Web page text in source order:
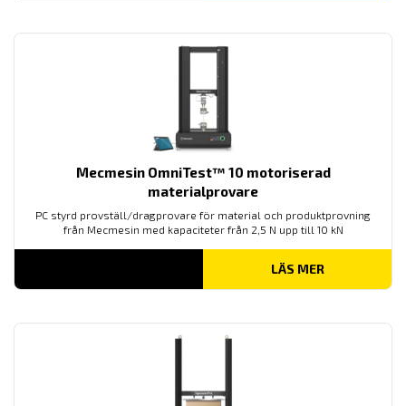
Mecmesin OmniTest™ 10 motoriserad
materialprovare
PC styrd provställ/dragprovare för material och produktprovning
från Mecmesin med kapaciteter från 2,5 N upp till 10 kN
LÄS MER